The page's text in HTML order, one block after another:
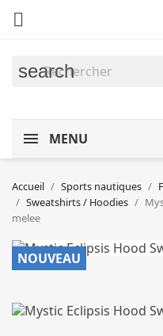

search
MENU
Accueil Sports nautiques
Sweatshirts / Hoodies
melee
NOUVEAU